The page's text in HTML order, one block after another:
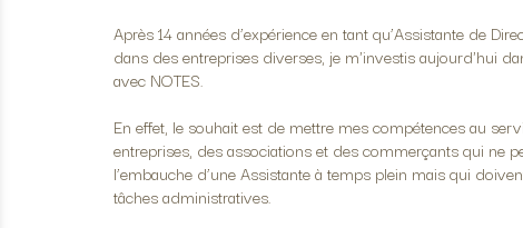
Après 14 années d’expérience en tant qu’Assistante de
dans des entreprises diverses, je m'investis aujourd'hui
avec NOTES.
En effet, le souhait est de mettre mes compétences au
entreprises, des associations et des commerçants qui ne
l’embauche d’une Assistante à temps plein mais qui
tâches administratives.